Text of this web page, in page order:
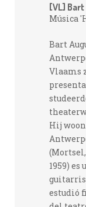
[VL]
Música
Bart
Vlaams
Hij
1959)
estudió